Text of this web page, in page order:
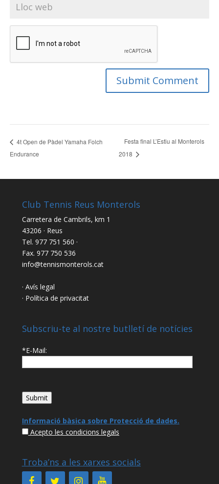
4t Open de Pàdel Yamaha Folch
Endurance
Festa final L’Estiu al Monterols
2018
Club Tennis Reus Monterols
Carretera de Cambrils, km 1
43206 · Reus
Tel. 977 751 560 ·
Fax. 977 750 536
info@tennismonterols.cat
· Avís legal
· Política de privacitat
Subscriu-te al nostre butlletí de notícies
*E-Mail:
Informació bàsica sobre Protecció de dades.
Acepto les condicions legals
Troba’ns a les xarxes socials